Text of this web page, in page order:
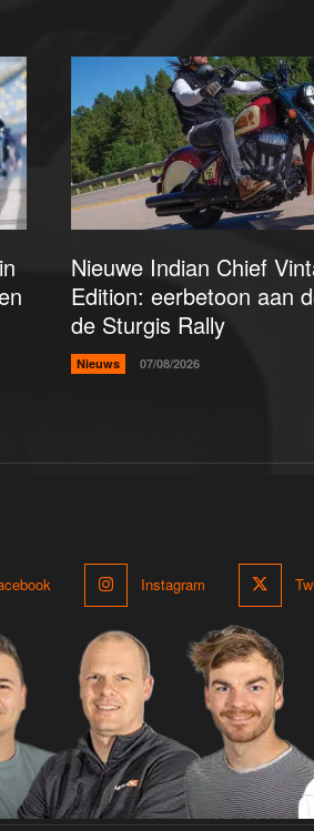
Nieuwe Indian Chief
Edition: eerbetoon aan
de Sturgis Rally
Nieuws 07/08/2026
Instagram